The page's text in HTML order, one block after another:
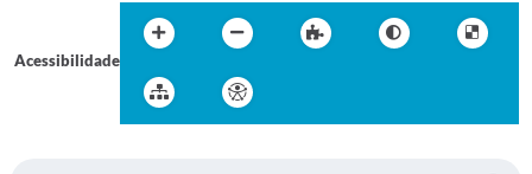
Acessibilidade